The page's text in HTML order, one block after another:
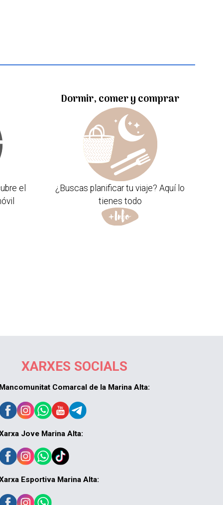
el
Dormir, comer y comprar
¿Buscas planificar tu viaje? Aquí lo
tienes todo
XARXES SOCIALS
Mancomunitat Comarcal de la Marina Alta:
Jove Marina Alta:
Esportiva Marina Alta: